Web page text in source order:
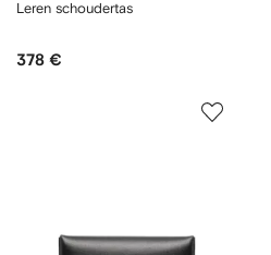
Leren schoudertas
378 €